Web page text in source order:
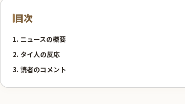
目次
1. ニュースの概要
2. タイ人の反応
3. 読者のコメント